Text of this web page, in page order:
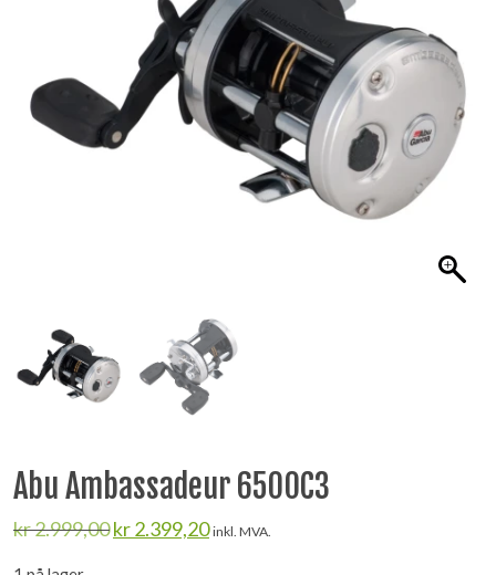
Abu Ambassadeur 6500C3
kr2.999,00 Opprinnelig
kr2.399,20Nåværende
inkl. MVA.